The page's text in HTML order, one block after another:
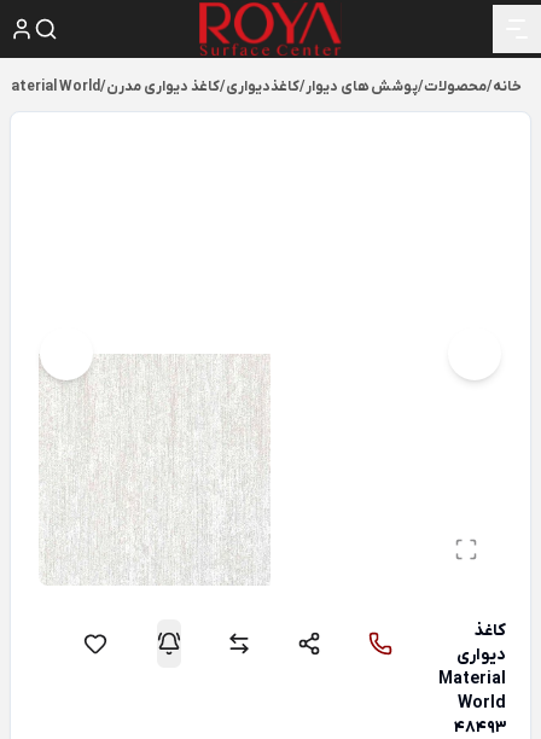
خانه/محصولات/پوشش های دیوار/کاغذدیواری/کاغذ دیواری مدرن/
World
کاغذ
دیواری
Material
World
48493